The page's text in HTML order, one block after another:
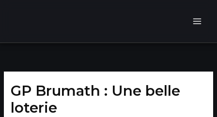
GP Brumath : Une belle
loterie